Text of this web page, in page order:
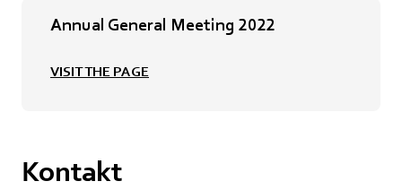
Annual General Meeting 2022
VISIT THE PAGE
Kontakt